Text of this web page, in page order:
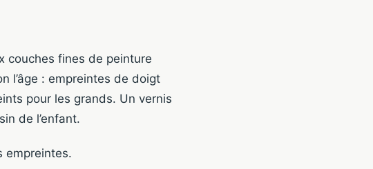
couches fines de peinture
l’âge : empreintes de doigt
pour les grands. Un vernis
de l’enfant.
empreintes.